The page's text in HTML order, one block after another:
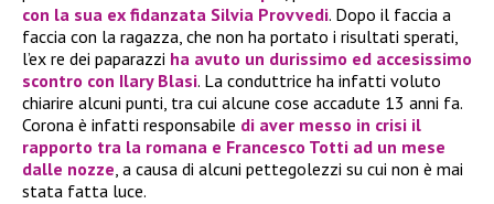
con la sua ex fidanzata Silvia Provvedi. Dopo il faccia a
faccia con la ragazza, che non ha portato i risultati sperati,
l’ex re dei paparazzi ha avuto un durissimo ed accesissimo
scontro con Ilary Blasi. La conduttrice ha infatti voluto
chiarire alcuni punti, tra cui alcune cose accadute 13 anni fa.
Corona è infatti responsabile di aver messo in crisi il
rapporto tra la romana e Francesco Totti ad un mese
dalle nozze, a causa di alcuni pettegolezzi su cui non è mai
stata fatta luce.